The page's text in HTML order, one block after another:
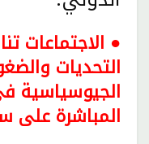
● الاجتماعات
التحديات
الجيوسياسية
المباشرة على